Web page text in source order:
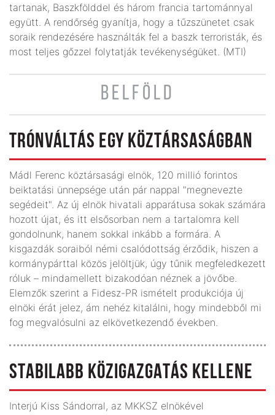
tartanak, Baszkfölddel és három francia tartománnyal
együtt. A rendőrség gyanítja, hogy a tűzszünetet csak
soraik rendezésére használták fel a baszk terroristák, és
most teljes gőzzel folytatják tevékenységüket. (MTI)
BELFÖLD
TRÓNVÁLTÁS EGY KÖZTÁRSASÁGBAN
Mádl Ferenc köztársasági elnök, 120 millió forintos
beiktatási ünnepsége után pár nappal "megnevezte
segédeit". Az új elnök hivatali apparátusa sokak számára
hozott újat, és itt elsősorban nem a tartalomra kell
gondolnunk, hanem sokkal inkább a formára. A
kisgazdák soraiból némi csalódottság érződik, hiszen a
kormánypárttal közös jelöltjük, úgy tűnik megfeledkezett
róluk – mindamellett bizakodóan néznek a jövőbe.
Elemzők szerint a Fidesz-PR ismételt produkciója új
elnöki érát jelez, ám nehéz kitalálni, hogy mindebből mi
fog megvalósulni az elkövetkezendő években.
STABILABB KÖZIGAZGATÁS KELLENE
Interjú Kiss Sándorral, az MKKSZ elnökével